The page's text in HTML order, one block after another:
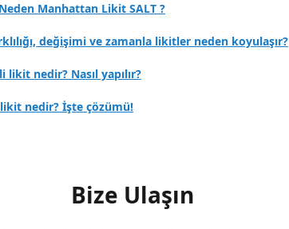
Manhattan Likit SALT ?
değişimi ve zamanla likitler neden koyulaşır?
likit nedir? Nasıl yapılır?
nedir? İşte çözümü!
Bize Ulaşın